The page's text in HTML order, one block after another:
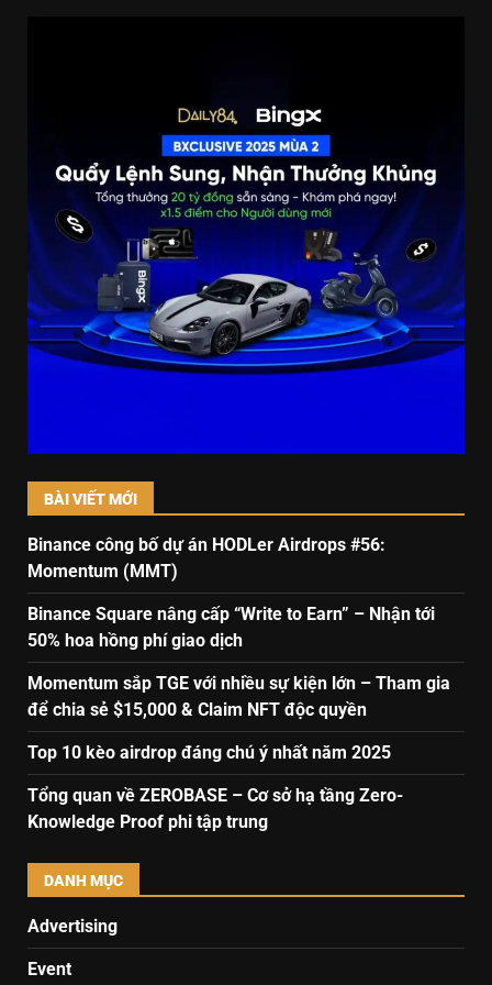
BÀI VIẾT MỚI
Binance công bố dự án HODLer Airdrops #56:
Momentum (MMT)
Binance Square nâng cấp “Write to Earn” – Nhận tới
50% hoa hồng phí giao dịch
Momentum sắp TGE với nhiều sự kiện lớn – Tham gia
để chia sẻ $15,000 & Claim NFT độc quyền
Top 10 kèo airdrop đáng chú ý nhất năm 2025
Tổng quan về ZEROBASE – Cơ sở hạ tầng Zero-
Knowledge Proof phi tập trung
DANH MỤC
Advertising
Event